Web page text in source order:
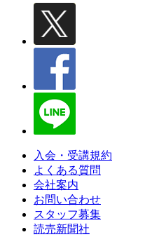
入会・受講規約
よくある質問
会社案内
お問い合わせ
スタッフ募集
読売新聞社